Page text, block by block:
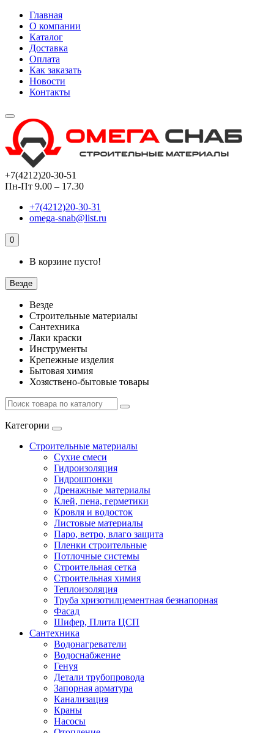
Главная
О компании
Каталог
Доставка
Оплата
Как заказать
Новости
Контакты
+7(4212)20-30-51
Пн-Пт 9.00 – 17.30
+7(4212)20-30-31
omega-snab@list.ru
0
В корзине пусто!
Везде
Везде
Строительные материалы
Сантехника
Лаки краски
Инструменты
Крепежные изделия
Бытовая химия
Хозяствено-бытовые товары
Категории
Строительные материалы
Сухие смеси
Гидроизоляция
Гидрошпонки
Дренажные материалы
Клей, пена, герметики
Кровля и водосток
Листовые материалы
Паро, ветро, влаго защита
Пленки строительные
Потлочные системы
Строительная сетка
Строительная химия
Теплоизоляция
Труба хризотилцементная безнапорная
Фасад
Шифер, Плита ЦСП
Сантехника
Водонагреватели
Водоснабжение
Генуя
Детали трубопровода
Запорная арматура
Канализация
Краны
Насосы